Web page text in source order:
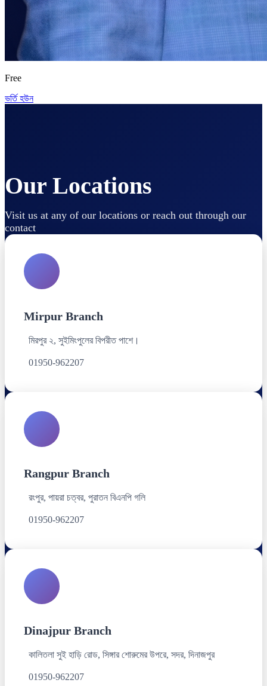
Free
ভর্তি হউন
Our Locations
Visit us at any of our locations or reach out through our
contact
Mirpur Branch
মিরপুর ২, সুইমিংপুলের বিপরীত পাশে।
01950-962207
Rangpur Branch
রংপুর, পায়রা চত্বর, পুরাতন বিএনপি গলি
01950-962207
Dinajpur Branch
কালিতলা সুই হাড়ি রোড, সিঙ্গার শোরুমের উপরে, সদর, দিনাজপুর
01950-962207